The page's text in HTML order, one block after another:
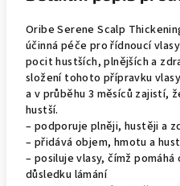
Oribe Serene Scalp
účinná péče pro řídnoucí
pocit hustších, plnějších a
složení tohoto přípravku
a v průběhu 3 měsíců zajistí,
hustší.
– podporuje plněji, hustěji a
– přidává objem, hmotu a
– posiluje vlasy, čímž
důsledku lámání